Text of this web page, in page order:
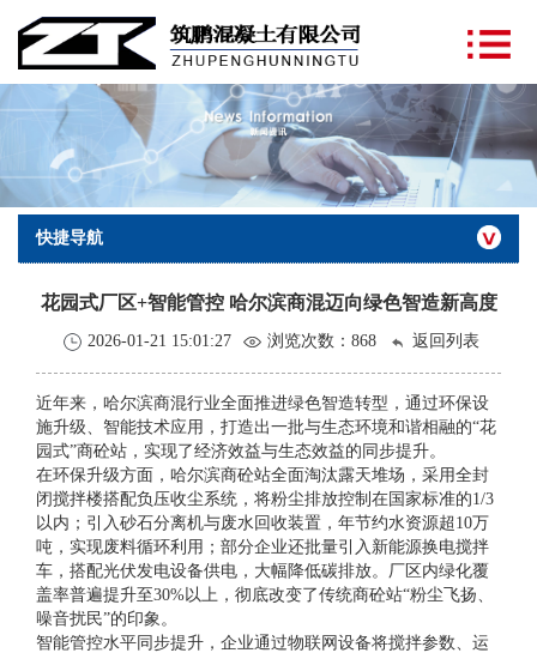
快捷导航
花园式厂区+智能管控 哈尔滨商混迈向绿色智造新高度
2026-01-21 15:01:27 浏览次数： 868 返回列表
近年来，哈尔滨商混行业全面推进绿色智造转型，通过环保设
施升级、智能技术应用，打造出一批与生态环境和谐相融的“花
园式”商砼站，实现了经济效益与生态效益的同步提升。
在环保升级方面，哈尔滨商砼站全面淘汰露天堆场，采用全封
闭搅拌楼搭配负压收尘系统，将粉尘排放控制在国家标准的1/3
以内；引入砂石分离机与废水回收装置，年节约水资源超10万
吨，实现废料循环利用；部分企业还批量引入新能源换电搅拌
车，搭配光伏发电设备供电，大幅降低碳排放。厂区内绿化覆
盖率普遍提升至30%以上，彻底改变了传统商砼站“粉尘飞扬、
噪音扰民”的印象。
智能管控水平同步提升，企业通过物联网设备将搅拌参数、运